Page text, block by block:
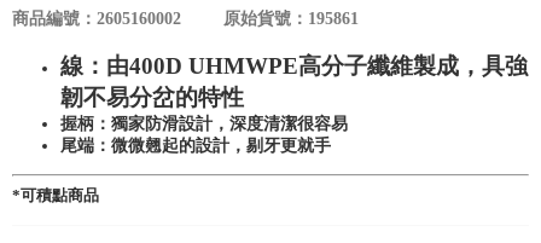
關於我們
合作提案
購物流程
商品編號：2605160002 原始貨號：195861
線：由400D UHMWPE高分子纖維製成，具強
韌不易分岔的特性
握柄：獨家防滑設計，深度清潔很容易
尾端：微微翹起的設計，剔牙更就手
*可積點商品